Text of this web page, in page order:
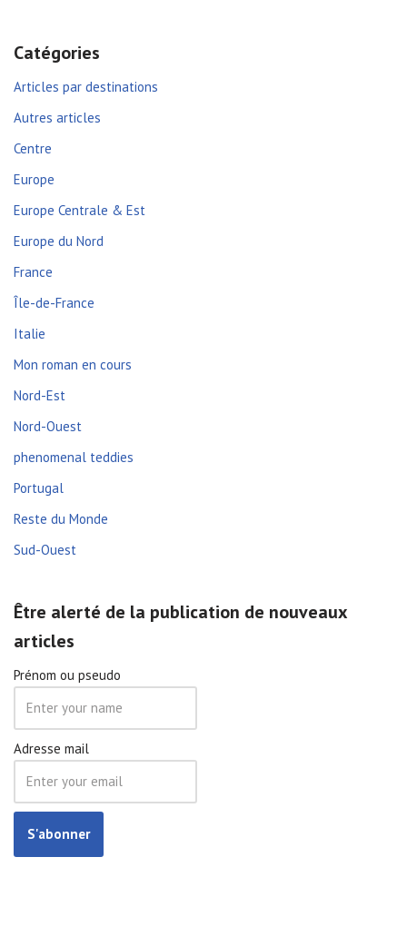
Catégories
Articles par destinations
Autres articles
Centre
Europe
Europe Centrale & Est
Europe du Nord
France
Île-de-France
Italie
Mon roman en cours
Nord-Est
Nord-Ouest
phenomenal teddies
Portugal
Reste du Monde
Sud-Ouest
Être alerté de la publication de nouveaux
articles
Prénom ou pseudo
Adresse mail